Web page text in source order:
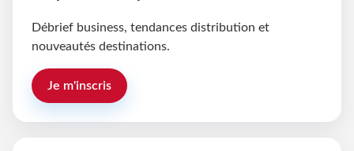
Débrief business, tendances distribution et
nouveautés destinations.
Je m'inscris